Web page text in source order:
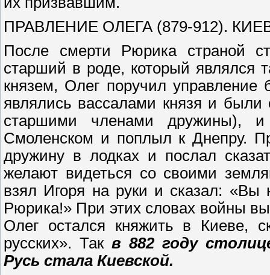
ПРАВЛЕНИЕ ОЛЕГА (879-912).
После смерти Рюрика страной
старший в роде, который являлся
князем, Олег поручил
являлись вассалами князя и были
старшими членами дружины),
Смоленском и поплыл к Днепру.
дружину в лодках и послал
желают видеться со своими
взял Игоря на руки и сказал: «Вы
Рюрика!» При этих словах войны
Олег остался княжить в Киеве,
русских». Так в 882 году
Русь стала Киевской.